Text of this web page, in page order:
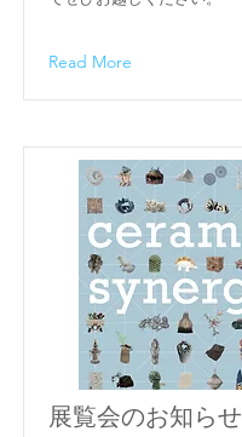
Read More
展覧会のお知らせ